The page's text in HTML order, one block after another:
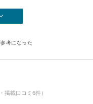
考になった
掲載口コミ6件）